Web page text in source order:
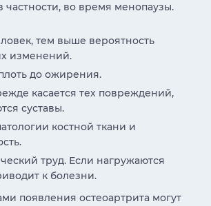
частности, во время менопаузы.
тем выше вероятность
изменений.
до ожирения.
касается тех повреждений,
суставы.
костной ткани и
труд. Если нагружаются
к болезни.
появления остеоартрита могут